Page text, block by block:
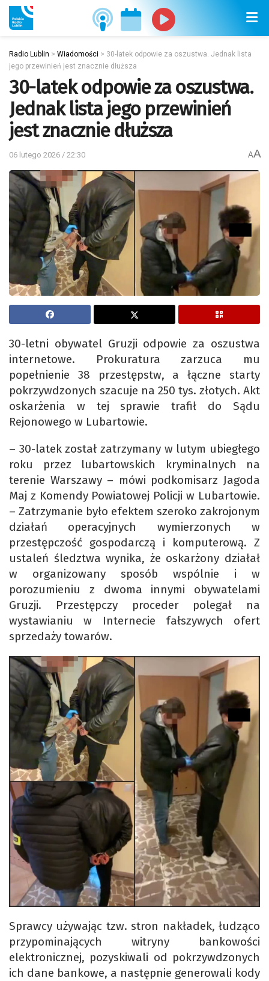
Radio Lublin > Wiadomości > 30-latek odpowie za oszustwa. Jednak lista
jego przewinień jest znacznie dłuższa
30-latek odpowie za oszustwa.
Jednak lista jego przewinień
jest znacznie dłuższa
06 lutego 2026 / 22:30 AA
30-letni obywatel Gruzji odpowie za oszustwa
internetowe. Prokuratura zarzuca mu
popełnienie 38 przestępstw, a łączne starty
pokrzywdzonych szacuje na 250 tys. złotych. Akt
oskarżenia w tej sprawie trafił do Sądu
Rejonowego w Lubartowie.
– 30-latek został zatrzymany w lutym ubiegłego
roku przez lubartowskich kryminalnych na
terenie Warszawy – mówi podkomisarz Jagoda
Maj z Komendy Powiatowej Policji w Lubartowie.
– Zatrzymanie było efektem szeroko zakrojonym
działań operacyjnych wymierzonych w
przestępczość gospodarczą i komputerową. Z
ustaleń śledztwa wynika, że oskarżony działał
w organizowany sposób wspólnie i w
porozumieniu z dwoma innymi obywatelami
Gruzji. Przestępczy proceder polegał na
wystawianiu w Internecie fałszywych ofert
sprzedaży towarów.
Sprawcy używając tzw. stron nakładek, łudząco
przypominających witryny bankowości
elektronicznej, pozyskiwali od pokrzywdzonych
ich dane bankowe, a następnie generowali kody